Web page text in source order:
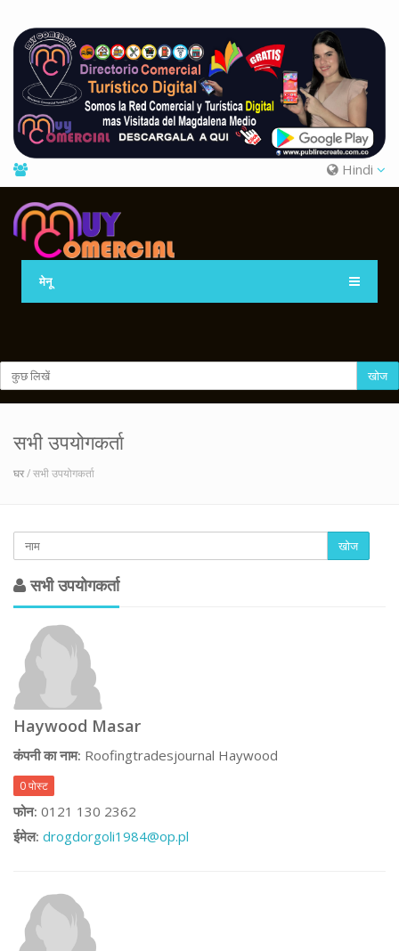
Hindi
मेनू
खोज
सभी उपयोगकर्ता
घर/ सभी उपयोगकर्ता
खोज
सभी उपयोगकर्ता
Haywood Masar
कंपनी का नाम: Roofingtradesjournal Haywood
0 पोस्ट
फोन: 0121 130 2362
ईमेल: drogdorgoli1984@op.pl